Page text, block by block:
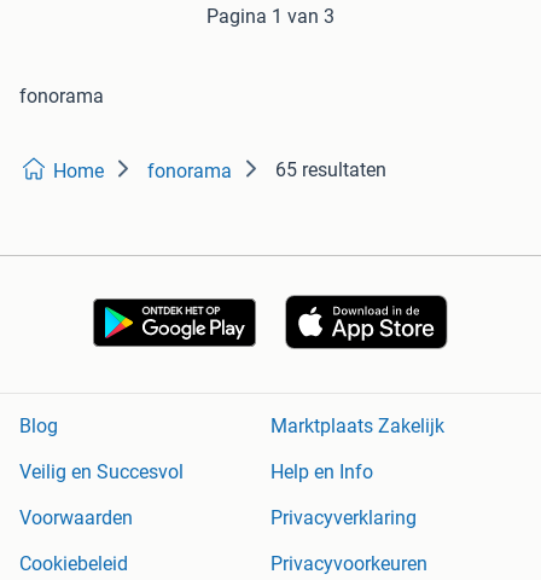
Pagina 1 van 3
fonorama
Home fonorama 65 resultaten
Blog
Marktplaats Zakelijk
Veilig en Succesvol
Help en Info
Voorwaarden
Privacyverklaring
Cookiebeleid
Privacyvoorkeuren